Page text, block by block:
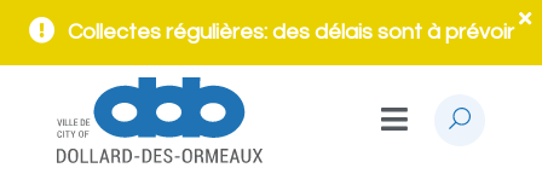
Collectes régulières: des délais sont à prévoir